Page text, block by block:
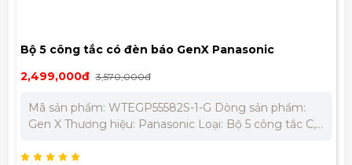
Bộ 5 công tắc có đèn báo GenX Panasonic
WTEGP55582S-1-G
2,499,000đ 3,570,000đ
Mã sản phẩm: WTEGP55582S-1-G Dòng sản phẩm:
Gen X Thương hiệu: Panasonic Loại: Bộ 5 công tắc C,
Trắng + Đen Bảo Hành Chính Hãng 12 Tháng Liên hệ